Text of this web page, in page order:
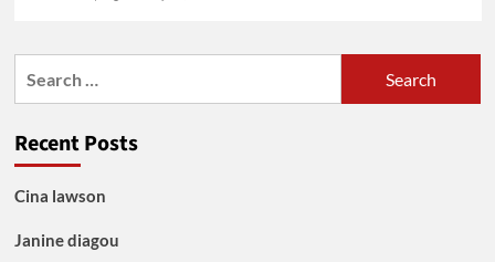
Recent Posts
Cina lawson
Janine diagou